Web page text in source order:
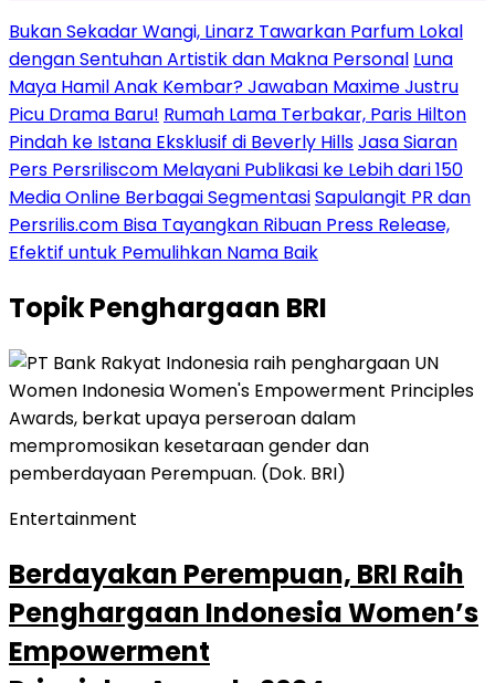
Bukan Sekadar Wangi, Linarz Tawarkan Parfum Lokal
dengan Sentuhan Artistik dan Makna Personal Luna
Maya Hamil Anak Kembar? Jawaban Maxime Justru
Picu Drama Baru! Rumah Lama Terbakar, Paris Hilton
Pindah ke Istana Eksklusif di Beverly HillsJasa Siaran
Pers Persriliscom Melayani Publikasi ke Lebih dari 150
Media Online Berbagai SegmentasiSapulangit PR dan
Persrilis.com Bisa Tayangkan Ribuan Press Release,
Efektif untuk Pemulihkan Nama Baik
TopikPenghargaan BRI
Entertainment
Berdayakan Perempuan, BRI Raih
Penghargaan Indonesia Women’s
Empowerment